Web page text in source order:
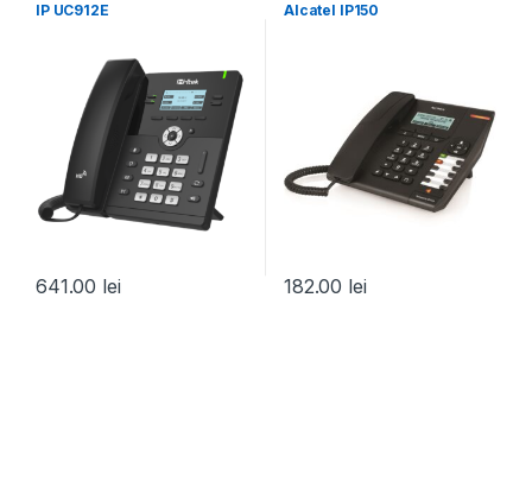
IP UC912E
641.00 lei
Alcatel IP150
182.00 lei